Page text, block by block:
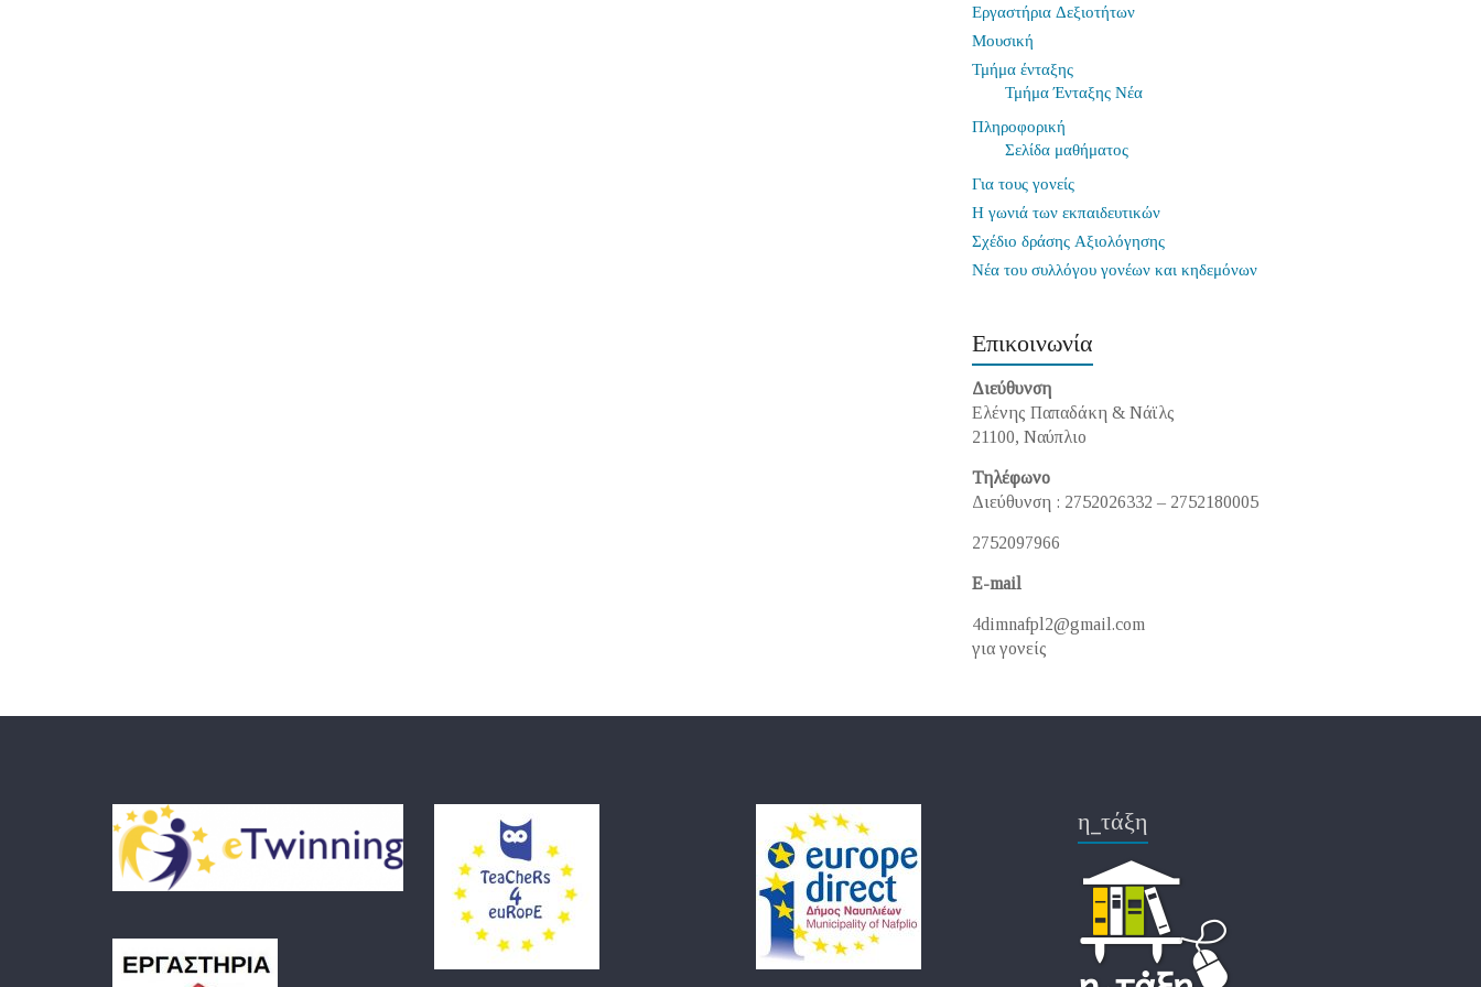
Εργαστήρια Δεξιοτήτων
Μουσική
Τμήμα ένταξης
Τμήμα Ένταξης Νέα
Πληροφορική
Σελίδα μαθήματος
Για τους γονείς
Η γωνιά των εκπαιδευτικών
Σχέδιο δράσης Αξιολόγησης
Νέα του συλλόγου γονέων και κηδεμόνων
Επικοινωνία
Διεύθυνση
Ελένης Παπαδάκη & Νάϊλς
21100, Ναύπλιο
Τηλέφωνο
Διεύθυνση : 2752026332 – 2752180005
2752097966
E-mail
4dimnafpl2@gmail.com
για γονείς
η_τάξη